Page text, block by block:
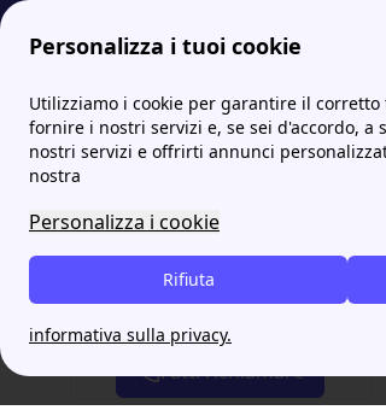
Personalizza i tuoi cookie
Utilizziamo i cookie per garantire il
fornire i nostri servizi e, se sei d'accordo,
nostri servizi e offrirti annunci
nostra
Personalizza i cookie
Rifiuta
informativa sulla privacy.
Papernest.it MoreOfferte Enel Fix WOW
Fatti richiamare